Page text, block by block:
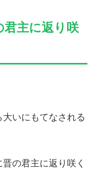
君主に返り咲
いにもてなされる
の君主に返り咲く